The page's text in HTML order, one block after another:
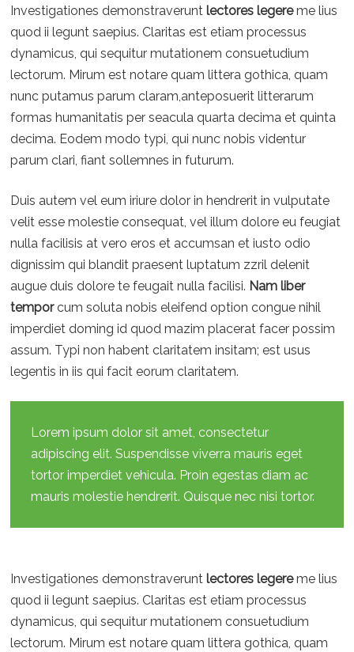
Investigationes demonstraverunt lectores legereme lius
quod ii legunt saepius. Claritas est etiam processus
dynamicus, qui sequitur mutationem consuetudium
lectorum. Mirum est notare quam littera gothica, quam
nunc putamus parum claram,anteposuerit litterarum
formas humanitatis per seacula quarta decima et quinta
decima. Eodem modo typi, qui nunc nobis videntur
parum clari, fiant sollemnes in futurum.
Duis autem vel eum iriure dolor in hendrerit in vulputate
velit esse molestie consequat, vel illum dolore eu feugiat
nulla facilisis at vero eros et accumsan et iusto odio
dignissim qui blandit praesent luptatum zzril delenit
augue duis dolore te feugait nulla facilisi. Nam liber
temporcum soluta nobis eleifend option congue nihil
imperdiet doming id quod mazim placerat facer possim
assum. Typi non habent claritatem insitam; est usus
legentis in iis qui facit eorum claritatem.
Lorem ipsum dolor sit amet, consectetur
adipiscing elit. Suspendisse viverra mauris eget
tortor imperdiet vehicula. Proin egestas diam ac
mauris molestie hendrerit. Quisque nec nisi tortor.
Investigationes demonstraverunt lectores legereme lius
quod ii legunt saepius. Claritas est etiam processus
dynamicus, qui sequitur mutationem consuetudium
lectorum. Mirum est notare quam littera gothica, quam